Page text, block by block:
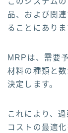
品、および関
ることにありま
MRPは、需要
材料の種類と
決定します。
これにより、
コストの最適化